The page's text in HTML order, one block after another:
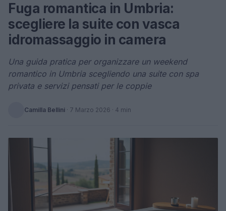
Fuga romantica in Umbria:
scegliere la suite con vasca
idromassaggio in camera
Una guida pratica per organizzare un weekend
romantico in Umbria scegliendo una suite con spa
privata e servizi pensati per le coppie
Camilla Bellini · 7 Marzo 2026 · 4 min